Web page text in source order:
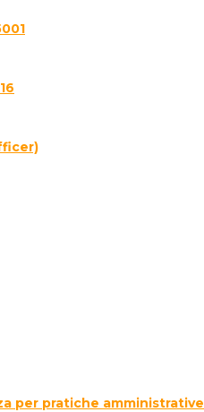
per pratiche amministrative